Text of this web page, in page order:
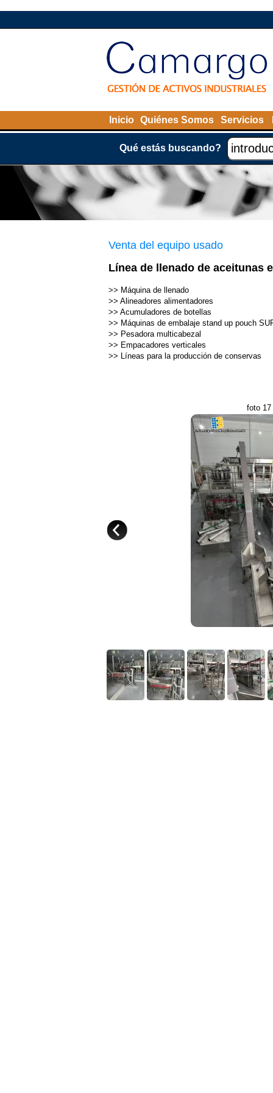
Inicio Quiénes Somos Servicios
Qué estás buscando?
Venta del equipo usado
Línea de llenado de aceitunas
>> Máquina de llenado
>> Alineadores alimentadores
>> Acumuladores de botellas
>> Máquinas de embalaje stand up pouch
>> Pesadora multicabezal
>> Empacadores verticales
>> Líneas para la producción de conservas
foto 17